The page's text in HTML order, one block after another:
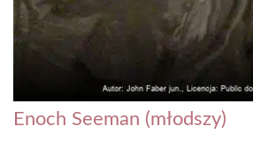
Enoch Seeman (młodszy)